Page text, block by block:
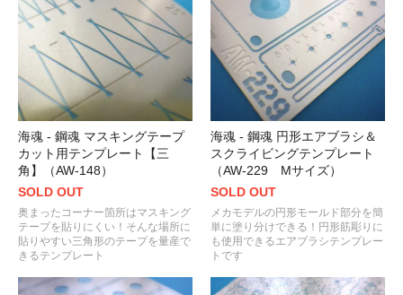
海魂 - 鋼魂 マスキングテープ
カット用テンプレート【三
角】（AW-148）
SOLD OUT
奥まったコーナー箇所はマスキング
テープを貼りにくい！そんな場所に
貼りやすい三角形のテープを量産で
きるテンプレート
海魂 - 鋼魂 円形エアブラシ＆
スクライビングテンプレート
（AW-229 Mサイズ）
SOLD OUT
メカモデルの円形モールド部分を簡
単に塗り分けできる！円形筋彫りに
も使用できるエアブラシテンプレー
トです